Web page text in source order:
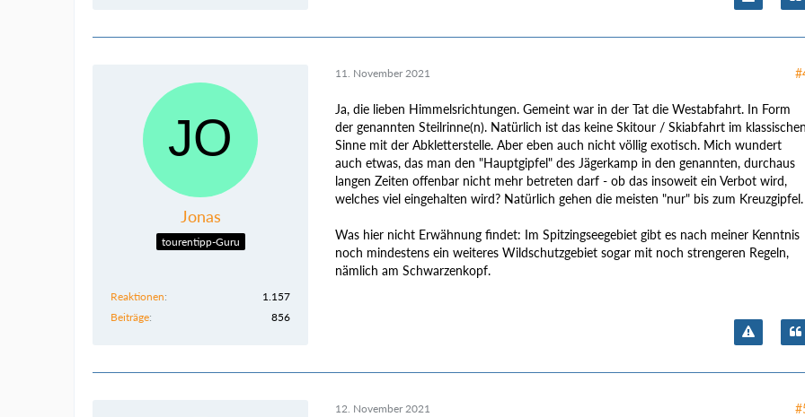
Jonas
tourentipp-Guru
Reaktionen
1.157
Beiträge
856
11. November 2021
Ja, die lieben Himmelsrichtungen. Gemeint war in der Tat die Westabfahrt. In Form
der genannten Steilrinne(n). Natürlich ist das keine Skitour / Skiabfahrt im
Sinne mit der Abkletterstelle. Aber eben auch nicht völlig exotisch. Mich wundert
auch etwas, das man den "Hauptgipfel" des Jägerkamp in den genannten, durchaus
langen Zeiten offenbar nicht mehr betreten darf - ob das insoweit ein Verbot wird,
welches viel eingehalten wird? Natürlich gehen die meisten "nur" bis zum Kreuzgipfel.
Was hier nicht Erwähnung findet: Im Spitzingseegebiet gibt es nach meiner Kenntnis
noch mindestens ein weiteres Wildschutzgebiet sogar mit noch strengeren Regeln,
nämlich am Schwarzenkopf.
12. November 2021